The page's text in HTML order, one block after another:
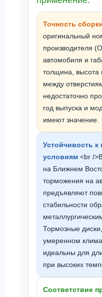
Точность
оригинальный
производителя
автомобиля и
толщина, высота
между
недостаточно
год выпуска и
имеют значение.
Устойчивость к
условиям <br /
на Ближнем
торможения на
предъявляют
стабильности
Тормозные
умеренном
идеальны для
при высоких
Соответствие